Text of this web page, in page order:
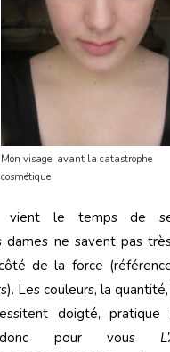
Mon visage: avant la catastrophe
cosmétique
vient le temps de
dames ne savent pas
de la force
Les couleurs, la quantité,
doigté, pratique
pour vous